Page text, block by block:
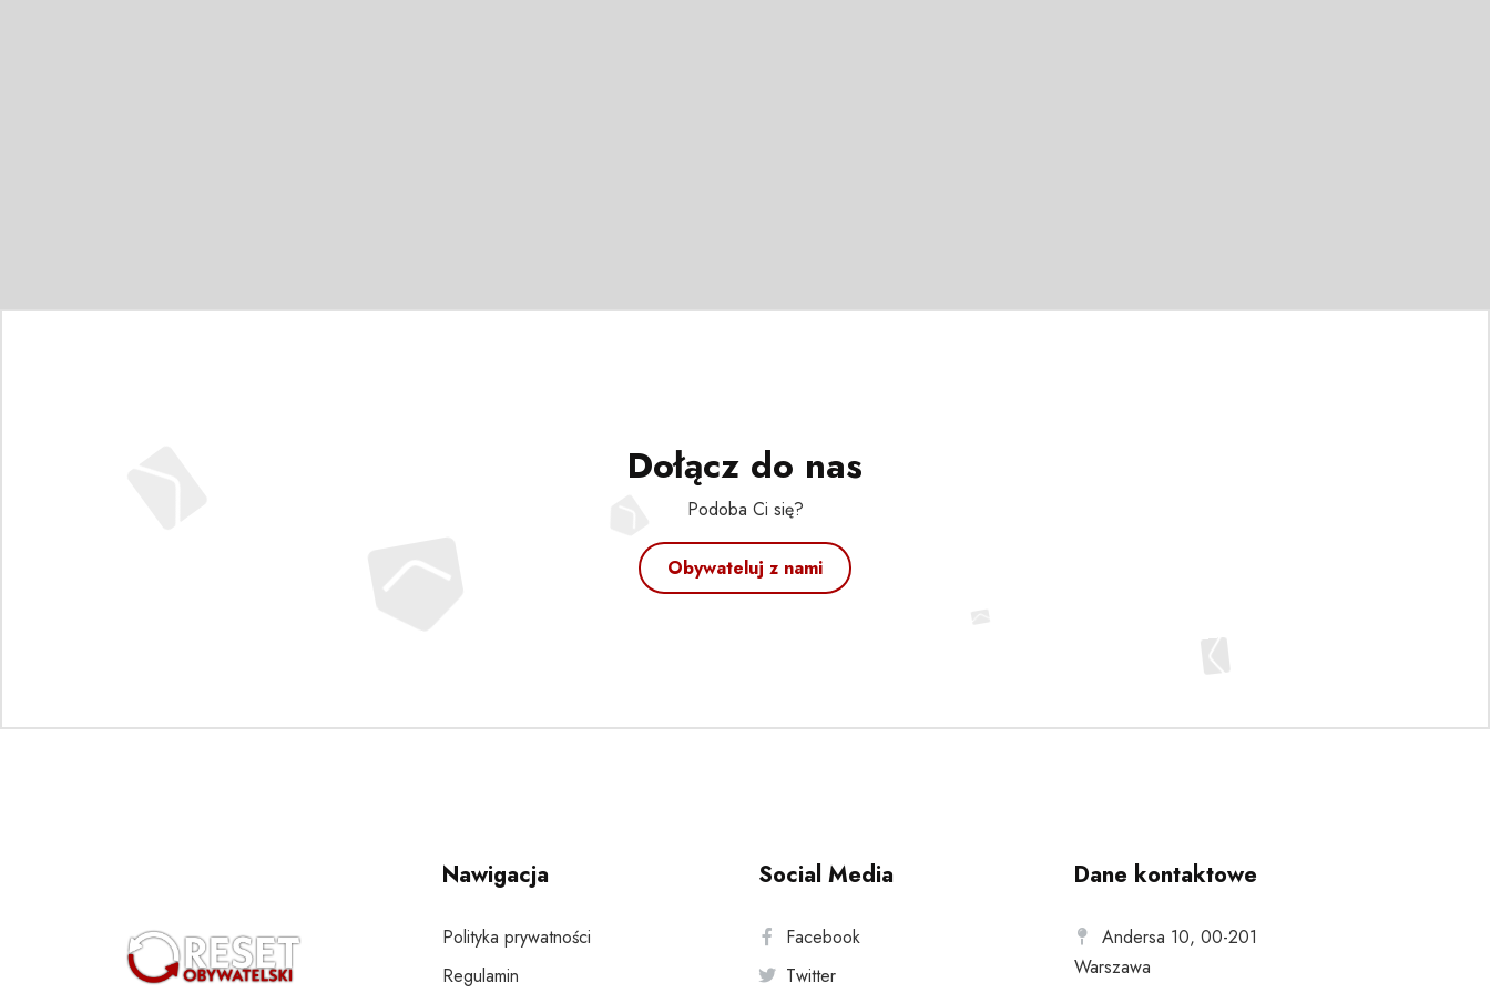
Dołącz do nas
Podoba Ci się?
Obywateluj z nami
Nawigacja
Polityka prywatności
Regulamin
Social Media
Facebook
Twitter
Dane kontaktowe
Andersa 10, 00-201
Warszawa